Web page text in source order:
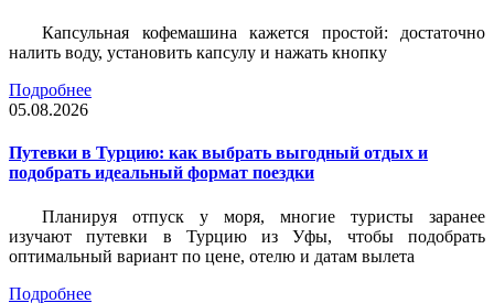
Капсульная кофемашина кажется простой: достаточно
налить воду, установить капсулу и нажать кнопку
Подробнее
05.08.2026
Путевки в Турцию: как выбрать выгодный отдых и
подобрать идеальный формат поездки
Планируя отпуск у моря, многие туристы заранее
изучают путевки в Турцию из Уфы, чтобы подобрать
оптимальный вариант по цене, отелю и датам вылета
Подробнее